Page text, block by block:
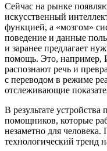
Сейчас на рынке
искусственный
функцией, а «мозгом»
поведение и данные
и заранее предлагает
помощь. Это, например,
распознают речь и
с переводом в режиме
отслеживающие
В результате
помощников, которые
незаметно для
технологический тренд